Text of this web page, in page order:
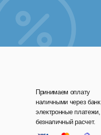
Принимаем оплату
наличными через
электронные
безналичный расчет.